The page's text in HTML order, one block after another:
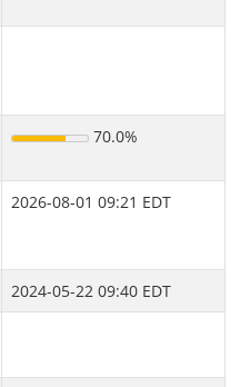
70.0%
2026-08-01 09:21 EDT
2024-05-22 09:40 EDT